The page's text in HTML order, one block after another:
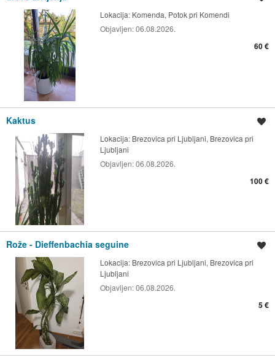
Lokacija: Komenda, Potok pri Komendi
Objavljen:06.08.2026.
60 €
Kaktus
Lokacija: Brezovica pri Ljubljani, Brezovica pri
Ljubljani
Objavljen:06.08.2026.
100 €
Rože - Dieffenbachia seguine
Lokacija: Brezovica pri Ljubljani, Brezovica pri
Ljubljani
Objavljen:06.08.2026.
5 €